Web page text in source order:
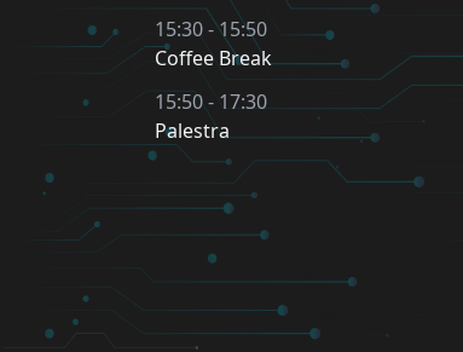
15:30 - 15:50
Coffee Break
15:50 - 17:30
Palestra